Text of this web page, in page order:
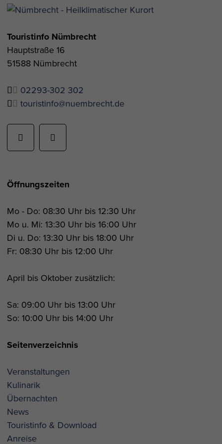
Touristinfo Nümbrecht
Hauptstraße 16
51588 Nümbrecht
02293-302 302
touristinfo@nuembrecht.de
Öffnungszeiten
Mo - Do: 08:30 Uhr bis 12:30 Uhr
Mo u. Mi: 13:30 Uhr bis 16:00 Uhr
Di u. Do: 13:30 Uhr bis 18:00 Uhr
Fr: 08:30 Uhr bis 12:00 Uhr
April bis Oktober zusätzlich:
Sa: 09:00 Uhr bis 13:00 Uhr
So: 10:00 Uhr bis 14:00 Uhr
Seitenverzeichnis
Veranstaltungen
Kulinarik
Übernachten
News
Touristinfo & Download
Anreise